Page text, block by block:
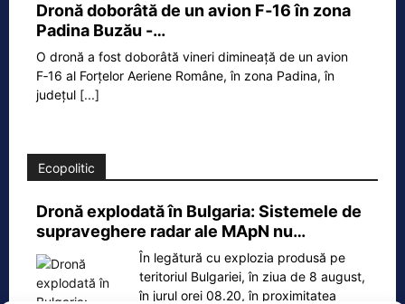
Dronă doborâtă de un avion F‑16 în zona
Padina Buzău -…
O dronă a fost doborâtă vineri dimineață de un avion
F‑16 al Forțelor Aeriene Române, în zona Padina, în
județul [...]
Ecopolitic
Dronă explodată în Bulgaria: Sistemele de
supraveghere radar ale MApN nu…
În legătură cu explozia produsă pe
teritoriul Bulgariei, în ziua de 8 august,
în jurul orei 08.20, în proximitatea